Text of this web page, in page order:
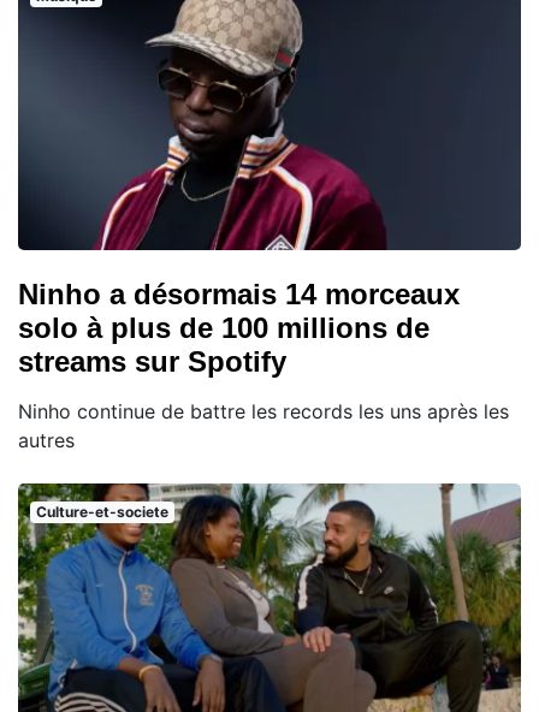
Ninho a désormais 14 morceaux
solo à plus de 100 millions de
streams sur Spotify
Ninho continue de battre les records les uns après les
autres
Culture-et-societe